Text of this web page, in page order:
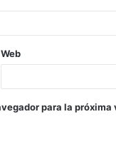
Web
para la próxima